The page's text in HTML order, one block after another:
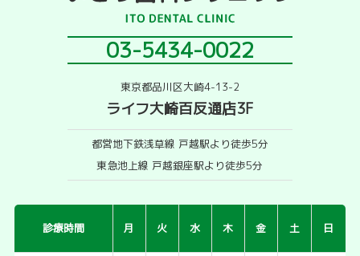
03-5434-0022
東京都品川区大崎4-13-2
ライフ大崎百反通店3F
都営地下鉄浅草線 戸越駅より徒歩5分
東急池上線 戸越銀座駅より徒歩5分
診療時間 月 火 水 木 金 土 日